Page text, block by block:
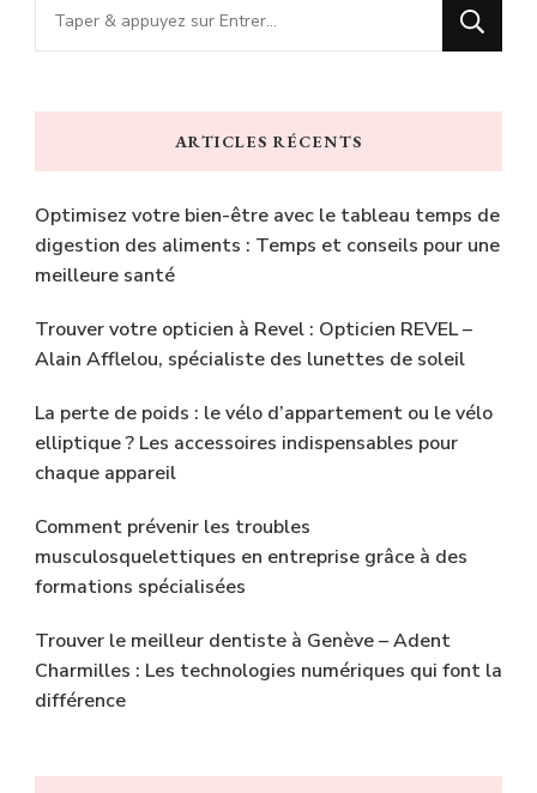
Vous
recherchiez
chose
ARTICLES RÉCENTS
Optimisez votre bien-être avec le tableau temps de
digestion des aliments : Temps et conseils pour une
meilleure santé
Trouver votre opticien à Revel : Opticien REVEL –
Alain Afflelou, spécialiste des lunettes de soleil
La perte de poids : le vélo d’appartement ou le vélo
elliptique ? Les accessoires indispensables pour
chaque appareil
Comment prévenir les troubles
musculosquelettiques en entreprise grâce à des
formations spécialisées
Trouver le meilleur dentiste à Genève – Adent
Charmilles : Les technologies numériques qui font la
différence